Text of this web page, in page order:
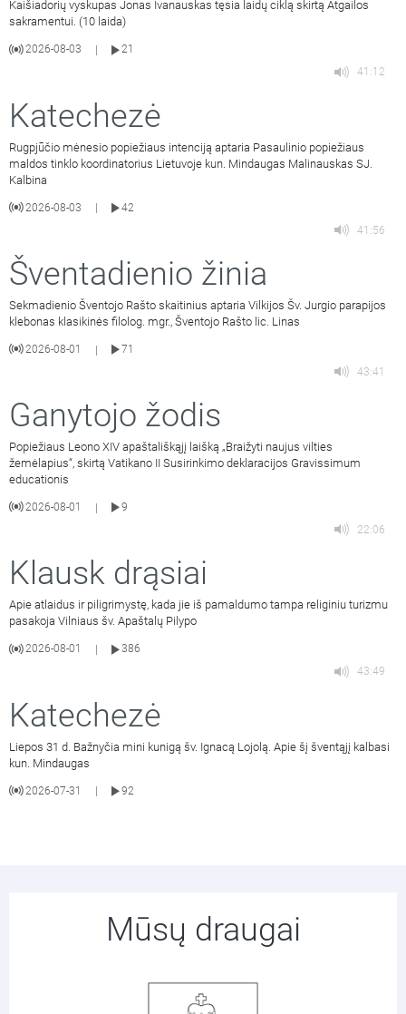
Kaišiadorių vyskupas Jonas Ivanauskas tęsia laidų ciklą skirtą Atgailos
sakramentui. (10 laida)
2026-08-03
21
41:12
Katechezė
Rugpjūčio mėnesio popiežiaus intenciją aptaria Pasaulinio popiežiaus
maldos tinklo koordinatorius Lietuvoje kun. Mindaugas Malinauskas SJ.
Kalbina
2026-08-03
42
41:56
Šventadienio žinia
Sekmadienio Šventojo Rašto skaitinius aptaria Vilkijos Šv. Jurgio parapijos
klebonas klasikinės filolog. mgr., Šventojo Rašto lic. Linas
2026-08-01 |
71
43:41
Ganytojo žodis
Popiežiaus Leono XIV apaštališkąjį laišką „Braižyti naujus vilties
žemėlapius“, skirtą Vatikano II Susirinkimo deklaracijos Gravissimum
educationis
2026-08-01 |
9
22:06
Klausk drąsiai
Apie atlaidus ir piligrimystę, kada jie iš pamaldumo tampa religiniu turizmu
pasakoja Vilniaus šv. Apaštalų Pilypo
2026-08-01
386
43:49
Katechezė
Liepos 31 d. Bažnyčia mini kunigą šv. Ignacą Lojolą. Apie šį šventąjį kalbasi
kun. Mindaugas
2026-07-31 92
Mūsų draugai